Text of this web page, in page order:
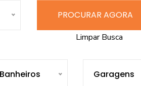
PROCURAR AGORA
Limpar Busca
Garagens